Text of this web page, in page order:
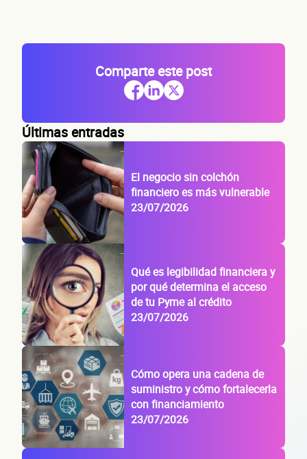
Comparte este post
Últimas entradas
El negocio sin colchón
financiero es más vulnerable
23/07/2026
Qué es legibilidad financiera y
por qué determina el acceso
de tu Pyme al crédito
23/07/2026
Cómo opera una cadena de
suministro y cómo fortalecerla
con financiamiento
23/07/2026
de